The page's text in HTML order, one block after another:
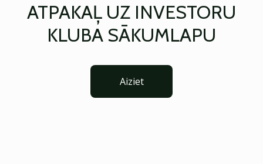
ATPAKAĻ UZ INVESTORU
KLUBA SĀKUMLAPU
Aiziet